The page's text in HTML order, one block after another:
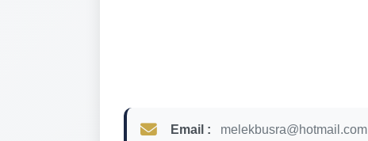
Email : melekbusra@hotmail.com